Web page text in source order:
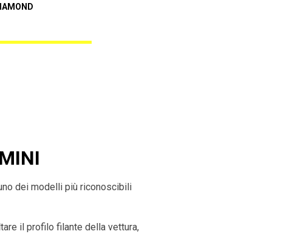
dei modelli più riconoscibili
il profilo filante della vettura,